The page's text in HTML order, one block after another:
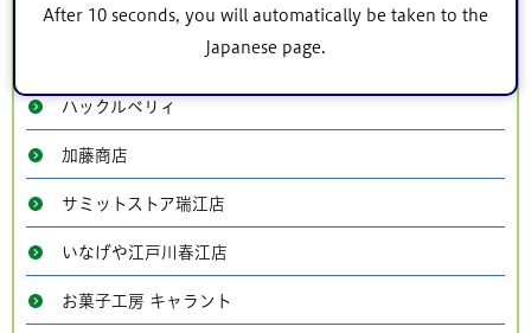
After 10 seconds, you will automatically be taken to the
Japanese page.
酒蔵 大林
ハックルベリィ
加藤商店
サミットストア瑞江店
いなげや江戸川春江店
お菓子工房 キャラント